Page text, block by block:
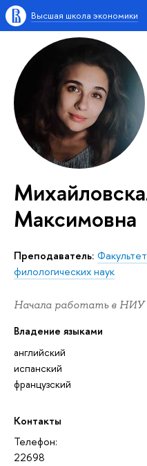
Высшая школа экономики
Максимовна
Преподаватель:
филологических наук
Начала работать в НИУ
Владение языками
английский
испанский
французский
Контакты
Телефон:
22698